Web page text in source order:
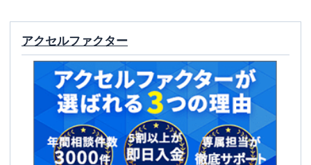
アクセルファクター